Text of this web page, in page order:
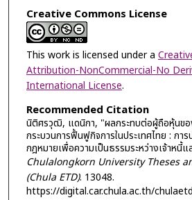
Creative Commons License
This work is licensed under a
Attribution-NonCommercial-No
International License.
Recommended Citation
นิติศรวุฒิ, แดนิกา, "ผลกระทบต่อผู้ถือหุ้นขอ
กระบวนการฟื้นฟูกิจการในประเทศไทย : กา
กฎหมายเพื่อความเป็นธรรมระหว่างเจ้าหนี้
Chulalongkorn University Theses
(Chula ETD). 13048.
https://digital.car.chula.ac.th/